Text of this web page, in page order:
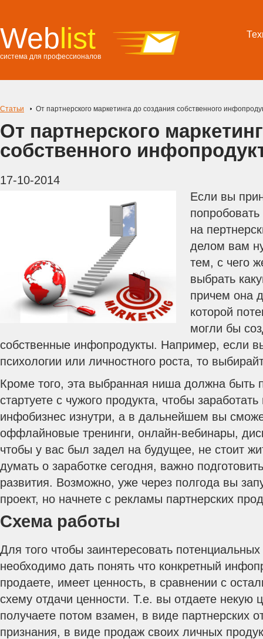
Weblist
система для профессионалов
Статьи От партнерского маркетинга до создания собственного
От партнерского
собственного
17-10-2014
Если вы
на
делом вам
тем, с чего
выбрать
причем она
которой
могли бы
собственные инфопродукты. Например, если
психологии или личностного роста, то
Кроме того, эта выбранная ниша должна быть
стартуете с чужого продукта, чтобы
инфобизнес изнутри, а в дальнейшем вы
оффлайновые тренинги, онлайн-вебинары,
чтобы у вас был задел на будущее, не стоит
думать о заработке сегодня, важно
развития. Возможно, уже через полгода вы
проект, но начнете с рекламы партнерских
Схема работы
Для того чтобы заинтересовать
необходимо дать понять что конкретный
продаете, имеет ценность, в сравнении с
схему отдачи ценности. Т.е. вы отдаете некую
получаете потом взамен, в виде партнерских
признания, в виде продаж своих личных